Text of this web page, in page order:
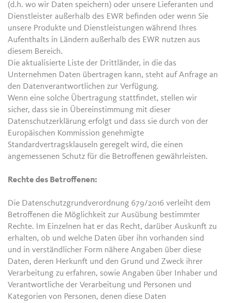
(d.h. wo wir Daten speichern) oder unsere Lieferanten und
Dienstleister außerhalb des EWR befinden oder wenn Sie
unsere Produkte und Dienstleistungen während Ihres
Aufenthalts in Ländern außerhalb des EWR nutzen aus
diesem Bereich.
Die aktualisierte Liste der Drittländer, in die das
Unternehmen Daten übertragen kann, steht auf Anfrage an
den Datenverantwortlichen zur Verfügung.
Wenn eine solche Übertragung stattfindet, stellen wir
sicher, dass sie in Übereinstimmung mit dieser
Datenschutzerklärung erfolgt und dass sie durch von der
Europäischen Kommission genehmigte
Standardvertragsklauseln geregelt wird, die einen
angemessenen Schutz für die Betroffenen gewährleisten.
Rechte des Betroffenen:
Die Datenschutzgrundverordnung 679/2016 verleiht dem
Betroffenen die Möglichkeit zur Ausübung bestimmter
Rechte. Im Einzelnen hat er das Recht, darüber Auskunft zu
erhalten, ob und welche Daten über ihn vorhanden sind
und in verständlicher Form nähere Angaben über diese
Daten, deren Herkunft und den Grund und Zweck ihrer
Verarbeitung zu erfahren, sowie Angaben über Inhaber und
Verantwortliche der Verarbeitung und Personen und
Kategorien von Personen, denen diese Daten